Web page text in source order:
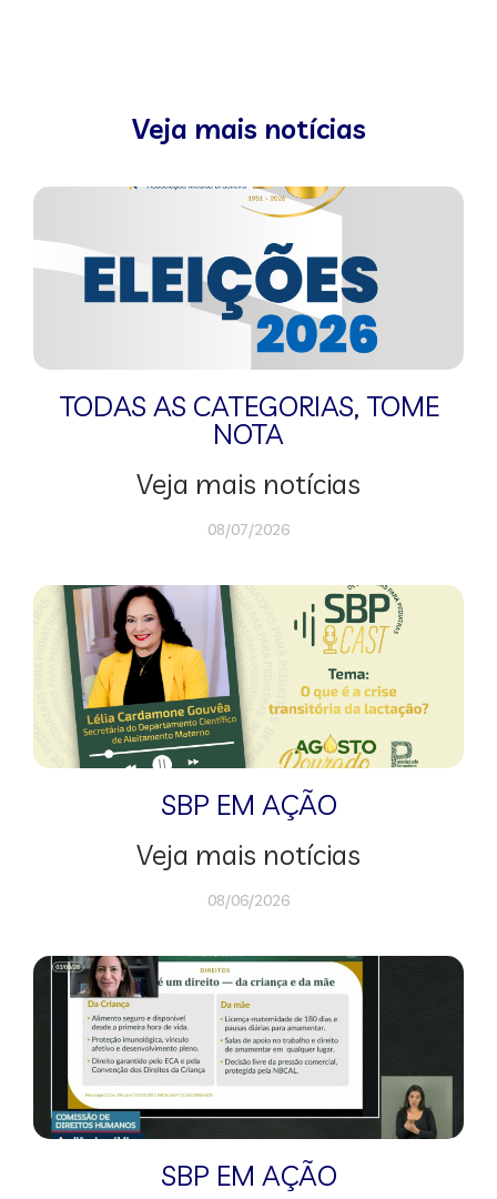
Veja mais notícias
TODAS AS CATEGORIAS, TOME
NOTA
Veja mais notícias
08/07/2026
SBP EM AÇÃO
Veja mais notícias
08/06/2026
SBP EM AÇÃO